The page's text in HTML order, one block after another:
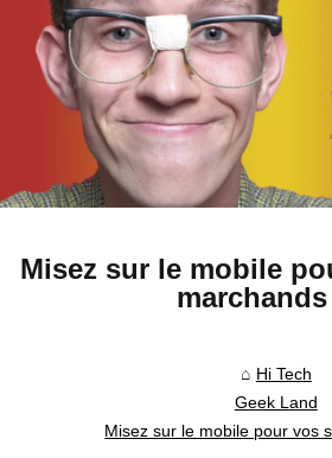
Misez sur le mobile
marchands
Hi Tech
Geek Land
Misez sur le mobile pour vos